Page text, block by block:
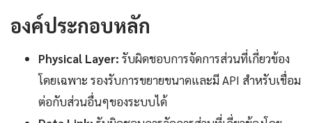
องค์ประกอบหลัก
Physical Layer: รับผิดชอบการจัดการส่วนที่เกี่ยวข้อง
โดยเฉพาะ รองรับการขยายขนาดและมี API สำหรับเชื่อม
ต่อกับส่วนอื่นๆของระบบได้